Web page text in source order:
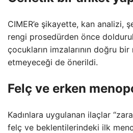
CIMER’e şikayette, kan analizi,
rengi prosedürden önce
çocukların imzalarının doğru
etmeyeceği de önerildi.
Felç ve erken
Kadınlara uygulanan ilaçlar
felç ve beklentilerindeki ilk